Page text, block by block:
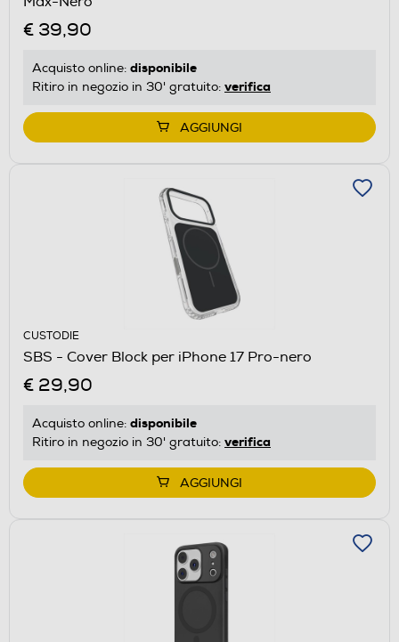
€ 39,90
Acquisto online: disponibile
Ritiro in negozio in 30' gratuito: verifica
AGGIUNGI
CUSTODIE
SBS - Cover Block per iPhone 17 Pro-nero
€ 29,90
Acquisto online: disponibile
Ritiro in negozio in 30' gratuito: verifica
AGGIUNGI